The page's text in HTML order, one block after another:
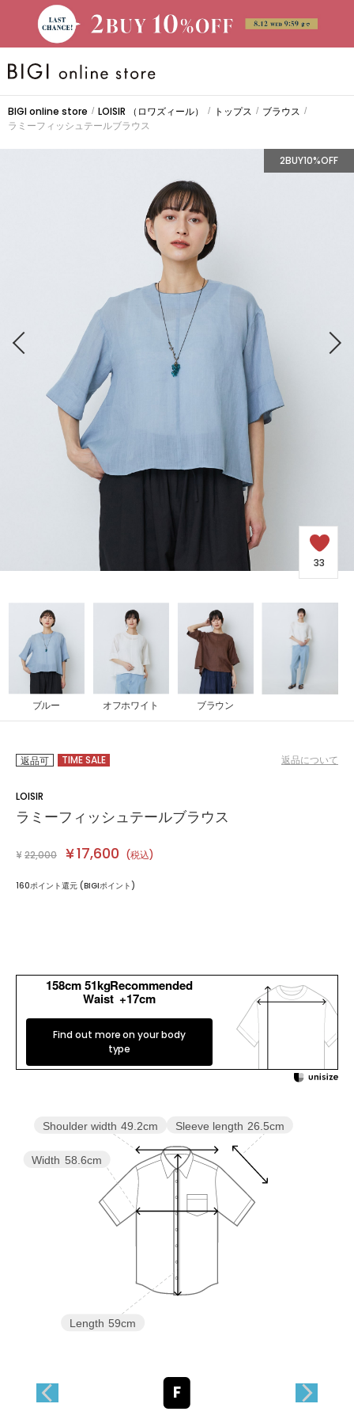
BRAND
大きいサイズ
SALE
COORDINATE
OUTLET
BIGI online store / LOISIR （ロワズィール） / トップス / ブラウス /
ラミーフィッシュテールブラウス
TIME SALE
2BUY10%OFF
33
ブルー オフホワイト ブラウン
返品可 TIME SALE 返品について
LOISIR
ラミーフィッシュテールブラウス
¥ 22,000 ¥17,600 (税込)
160ポイント還元 (BIGIポイント)
158cm 51kgRecommended
Waist +17cm
Find out more on your body
type
Sleeve length 26.5cm
Length 59cm
Width 58.6cm
Shoulder width 49.2cm
F